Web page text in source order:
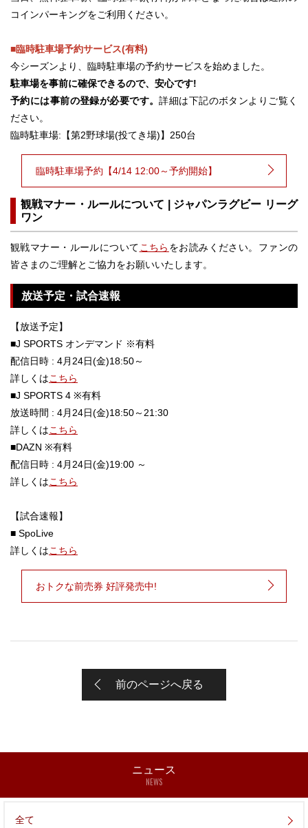
コインパーキングをご利用ください。
■臨時駐車場予約サービス(有料)
今シーズンより、臨時駐車場の予約サービスを始めました。
駐車場を事前に確保できるので、安心です!
予約には事前の登録が必要です。詳細は下記のボタンよりご覧く
ださい。
臨時駐車場:【第2野球場(投てき場)】250台
臨時駐車場予約【4/14 12:00～予約開始】
観戦マナー・ルールについて | ジャパンラグビー リーグ
ワン
観戦マナー・ルールについてこちら をお読みください。ファンの
皆さまのご理解とご協力をお願いいたします。
放送予定・試合速報
【放送予定】
■J SPORTS オンデマンド ※有料
配信日時 : 4月24日(金)18:50～
詳しくはこちら
■J SPORTS 4 ※有料
放送時間 : 4月24日(金)18:50～21:30
詳しくはこちら
■DAZN ※有料
配信日時 : 4月24日(金)19:00 ～
詳しくはこちら
【試合速報】
■ SpoLive
詳しくはこちら
おトクな前売券 好評発売中!
前のページへ戻る
ニュース
NEWS
全て